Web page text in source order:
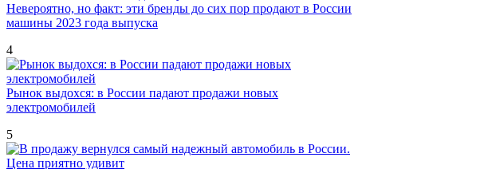
Невероятно, но факт: эти бренды до сих пор продают в России
машины 2023 года выпуска
4
Рынок выдохся: в России падают продажи новых
электромобилей
5